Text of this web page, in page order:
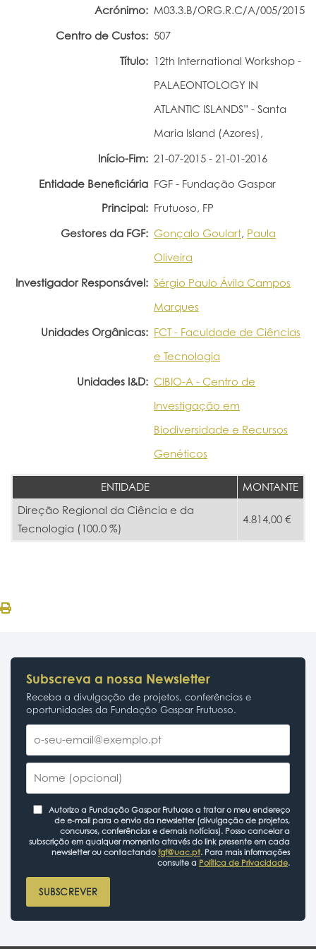
Acrónimo: M03.3.B/ORG.R.C/A/005/2015
Centro de Custos: 507
Título: 12th International Workshop -
PALAEONTOLOGY IN
ATLANTIC ISLANDS” - Santa
Maria Island (Azores),
Início-Fim: 21-07-2015 - 21-01-2016
Entidade Beneficiária
Principal:
FGF - Fundação Gaspar
Frutuoso, FP
Gestores da FGF: Gonçalo Goulart, Paula
Oliveira
Investigador Responsável: Sérgio Paulo Ávila Campos
Marques
Unidades Orgânicas: FCT - Faculdade de Ciências
e Tecnologia
Unidades I&D: CIBIO-A - Centro de
Investigação em
Biodiversidade e Recursos
Genéticos
ENTIDADE
MONTANTE
Direção Regional da Ciência e da
Tecnologia (100.0 %)
4.814,00 €
Subscreva a nossa Newsletter
Receba a divulgação de projetos, conferências e
oportunidades da Fundação Gaspar Frutuoso.
Autorizo a Fundação Gaspar Frutuoso a tratar o meu endereço
de e-mail para o envio da newsletter (divulgação de projetos,
concursos, conferências e demais notícias). Posso cancelar a
subscrição em qualquer momento através do link presente em cada
newsletter ou contactando fgf@uac.pt. Para mais informações
consulte a Política de Privacidade.
SUBSCREVER